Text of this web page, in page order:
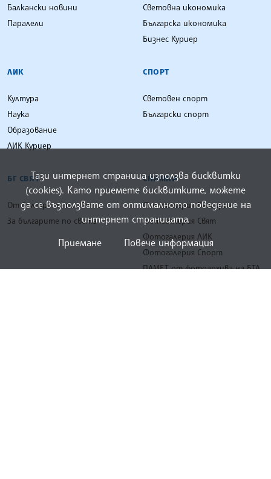
Балкански новини
Паралели
Световна икономика
Българска икономика
Бизнес Куриер
ЛИК
Култура
Наука
Образование
ЛИК Куриер
СПОРТ
Световен спорт
Български спорт
БГ СВЯТ
От българите по света
За българите по света
СНИМКИ
Фотогалерия България
Фотогалерия Свят
Фотогалерия ЛИК
Фотогалерия Спорт
ПАМЕТ от фотоархива на БТА
Тази интернет страница използва бисквитки
(cookies). Като приемете бисквитките, можете
да се възползвате от оптималното поведение на
интернет страницата.
Приемане
Повече информация